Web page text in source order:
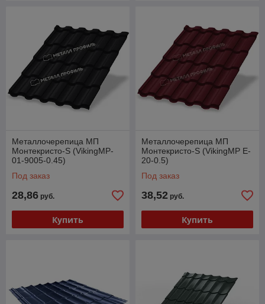
Металлочерепица МП
Монтекристо-S (VikingMP-
01-9005-0.45)
Под заказ
28,86 руб.
Купить
Металлочерепица МП
Монтекристо-S (VikingMP E-
20-0.5)
Под заказ
38,52 руб.
Купить